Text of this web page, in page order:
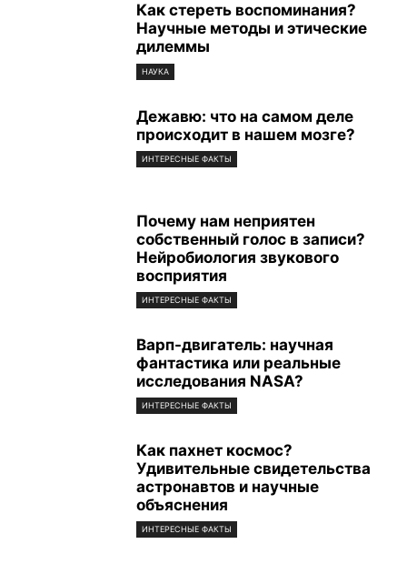
Как стереть воспоминания?
Научные методы и этические
дилеммы
НАУКА
Дежавю: что на самом деле
происходит в нашем мозге?
ИНТЕРЕСНЫЕ ФАКТЫ
Почему нам неприятен
собственный голос в записи?
Нейробиология звукового
восприятия
ИНТЕРЕСНЫЕ ФАКТЫ
Варп-двигатель: научная
фантастика или реальные
исследования NASA?
ИНТЕРЕСНЫЕ ФАКТЫ
Как пахнет космос?
Удивительные свидетельства
астронавтов и научные
объяснения
ИНТЕРЕСНЫЕ ФАКТЫ